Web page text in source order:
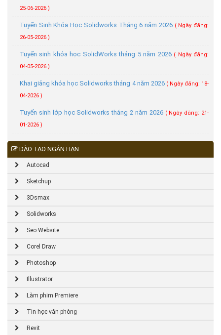
25-06-2026 )
Tuyển Sinh Khóa Học Solidworks Tháng 6 năm 2026 ( Ngày đăng:
26-05-2026 )
Tuyển sinh khóa học SolidWorks tháng 5 năm 2026 ( Ngày đăng:
04-05-2026 )
Khai giảng khóa học Solidworks tháng 4 năm 2026 ( Ngày đăng: 18-
04-2026 )
Tuyển sinh lớp học Solidworks tháng 2 năm 2026 ( Ngày đăng: 21-
01-2026 )
ĐÀO TẠO NGẮN HẠN
Autocad
Sketchup
3Dsmax
Solidworks
Seo Website
Corel Draw
Photoshop
Illustrator
Làm phim Premiere
Tin học văn phòng
Revit